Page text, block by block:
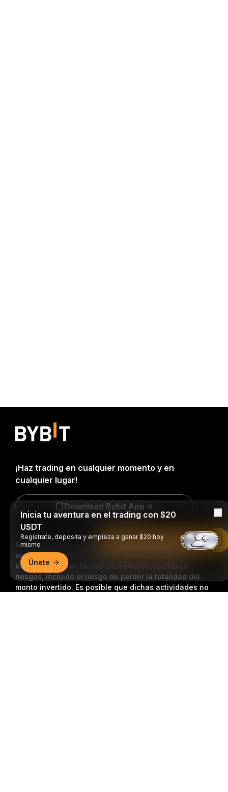
Sea el primero en obtener perspectivas clave y
análisis del mundo Cripto: Suscribirse a nuestro
boletín.Todas las formas de inversión conllevan
riesgos, incluido el riesgo de perder la totalidad del
monto invertido. Es posible que dichas actividades no
¡Haz trading en cualquier momento y en
cualquier lugar!
Download Bybit App
Inicia tu aventura en el trading con $20
USDT
Regístrate, deposita y empieza a ganar $20 hoy
mismo
Únete
Leer en la aplicación de Bybit